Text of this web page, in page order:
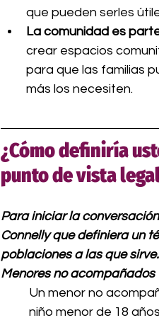
que pueden serles
La comunidad es
crear espacios
para que las familias
más los necesiten.
¿Cómo definiría
punto de vista
Para iniciar la
Connelly que definiera un
poblaciones a las que sirve.
Menores no acompañados
Un menor no
niño menor de 18